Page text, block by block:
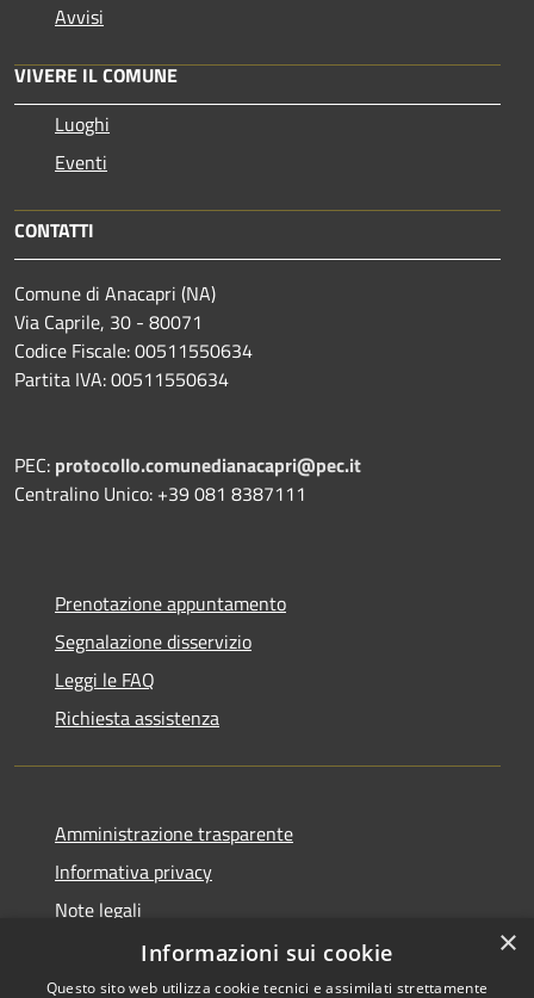
Avvisi
VIVERE IL COMUNE
Luoghi
Eventi
CONTATTI
Comune di Anacapri (NA)
Via Caprile, 30 - 80071
Codice Fiscale: 00511550634
Partita IVA: 00511550634
PEC: protocollo.comunedianacapri@pec.it
Centralino Unico: +39 081 8387111
Prenotazione appuntamento
Segnalazione disservizio
Leggi le FAQ
Richiesta assistenza
Amministrazione trasparente
Informativa privacy
Note legali
Dichiarazione di accessibilità
×
Informazioni sui cookie
Questo sito web utilizza cookie tecnici e assimilati strettamente